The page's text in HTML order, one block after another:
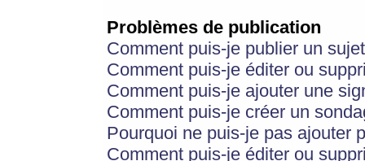
Problèmes de publication
Comment puis-je publier un
Comment puis-je éditer ou
Comment puis-je ajouter une
Comment puis-je créer un
Pourquoi ne puis-je pas ajouter
Comment puis-je éditer ou